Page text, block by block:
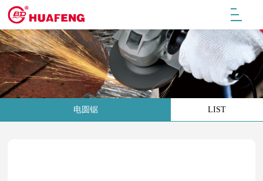
电圆锯 LIST